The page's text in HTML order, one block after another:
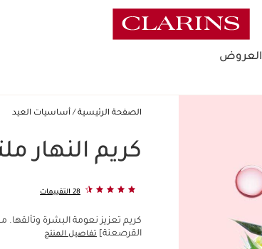
العروض
الصفحة الرئيسية أساسيات العيد
كريم النهار
28 التقييمات
كريم تعزيز نعومة البشرة
القرصعنة] تفاصيل المنتج